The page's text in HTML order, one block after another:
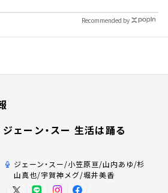
Recommended by
ジェーン・スー 生活は踊る
ジェーン・スー/小笠原亘/山内あゆ/杉
山真也/宇賀神メグ/堀井美香